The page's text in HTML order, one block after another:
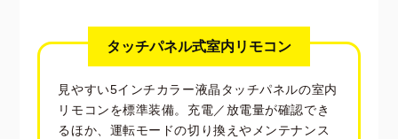
タッチパネル式室内リモコン
見やすい5インチカラー液晶タッチパネルの室内
リモコンを標準装備。充電／放電量が確認でき
るほか、運転モードの切り換えやメンテナンス